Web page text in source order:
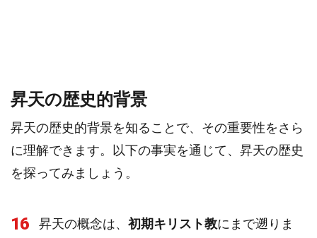
昇天の歴史的背景
昇天の歴史的背景を知ることで、その重要性をさら
に理解できます。以下の事実を通じて、昇天の歴史
を探ってみましょう。
16 昇天の概念は、 初期キリスト教にまで遡りま